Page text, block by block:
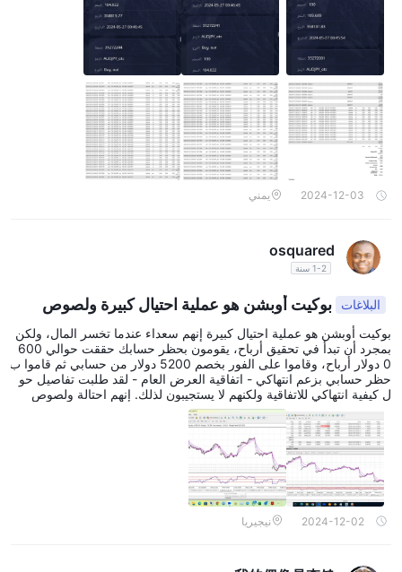
2024-12-03 يمني
osquared
1-2 سنة
البلاغات بوكيت أوبشن هو عملية احتيال كبيرة ولصوص
بوكيت أوبشن هو عملية احتيال كبيرة إنهم سعداء عندما تخسر المال، ولكن
بمجرد أن تبدأ في تحقيق أرباح، يقومون بحظر حسابك حققت حوالي 600
0 دولار أرباح، وقاموا على الفور بخصم 5200 دولار من حسابي ثم قاموا ب
حظر حسابي بزعم انتهاكي - اتفاقية العرض العام - لقد طلبت تفاصيل حو
ل كيفية انتهاكي للاتفاقية ولكنهم لا يستجيبون لذلك. إنهم احتالة ولصوص
2024-12-02 نيجيريا